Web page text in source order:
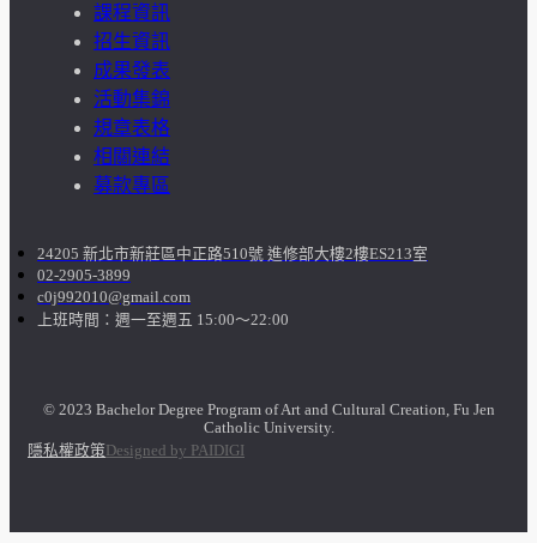
課程資訊
招生資訊
成果發表
活動集錦
規章表格
相關連結
募款專區
24205 新北市新莊區中正路510號 進修部大樓2樓ES213室
02-2905-3899
c0j992010@gmail.com
上班時間：週一至週五 15:00～22:00
© 2023 Bachelor Degree Program of Art and Cultural Creation, Fu Jen
Catholic University.
隱私權政策Designed by PAIDIGI